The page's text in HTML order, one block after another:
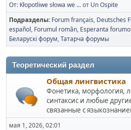
От: Kłopotliwe słowa we ...от Un Ospite
Подразделы Forum français Deutsches
español Forumul român Esperanta forumo
Беларускі форум Татарча форумы
Теоретический раздел
Общая лингвистика
Фонетика, морфология,
синтаксис и любые
связанные с
мая 1, 2026, 02:01